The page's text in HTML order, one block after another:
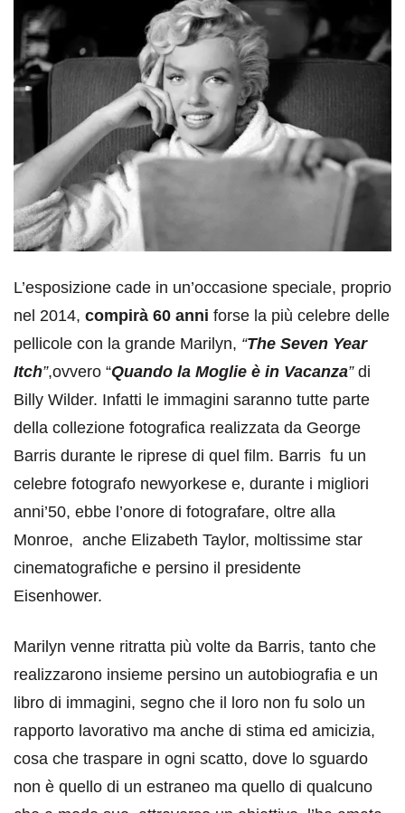
L’esposizione cade in un’occasione speciale, proprio
nel 2014, compirà 60 anni forse la più celebre delle
pellicole con la grande Marilyn, “The Seven Year
Itch”,ovvero “Quando la Moglie è in Vacanza” di
Billy Wilder. Infatti le immagini saranno tutte parte
della collezione fotografica realizzata da George
Barris durante le riprese di quel film. Barris fu un
celebre fotografo newyorkese e, durante i migliori
anni’50, ebbe l’onore di fotografare, oltre alla
Monroe, anche Elizabeth Taylor, moltissime star
cinematografiche e persino il presidente
Eisenhower.
Marilyn venne ritratta più volte da Barris, tanto che
realizzarono insieme persino un autobiografia e un
libro di immagini, segno che il loro non fu solo un
rapporto lavorativo ma anche di stima ed amicizia,
cosa che traspare in ogni scatto, dove lo sguardo
non è quello di un estraneo ma quello di qualcuno